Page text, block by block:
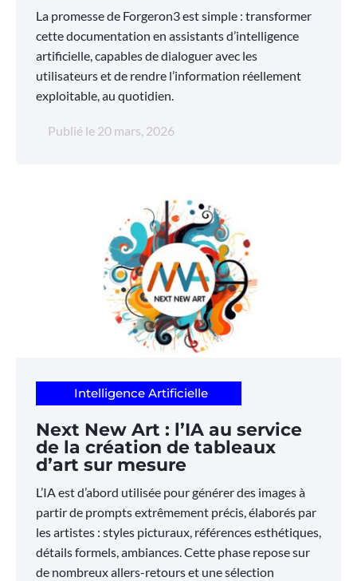
La promesse de Forgeron3 est simple : transformer
cette documentation en assistants d’intelligence
artificielle, capables de dialoguer avec les
utilisateurs et de rendre l’information réellement
exploitable, au quotidien.
Publié le 20 mars, 2026
Intelligence Artificielle
Next New Art : l’IA au service
de la création de tableaux
d’art sur mesure
L’IA est d’abord utilisée pour générer des images à
partir de prompts extrêmement précis, élaborés par
les artistes : styles picturaux, références esthétiques,
détails formels, ambiances. Cette phase repose sur
de nombreux allers-retours et une sélection